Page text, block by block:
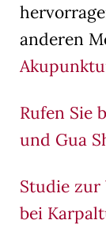
anderen
Rufen Sie
und Gua
Studie zur
bei